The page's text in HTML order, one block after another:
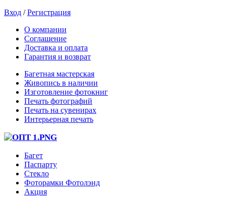
Вход /Регистрация
О компании
Соглашение
Доставка и оплата
Гарантия и возврат
Багетная мастерская
Живопись в наличии
Изготовление фотокниг
Печать фотографий
Печать на сувенирах
Интерьерная печать
Багет
Паспарту
Стекло
Фоторамки Фотолэнд
Акция